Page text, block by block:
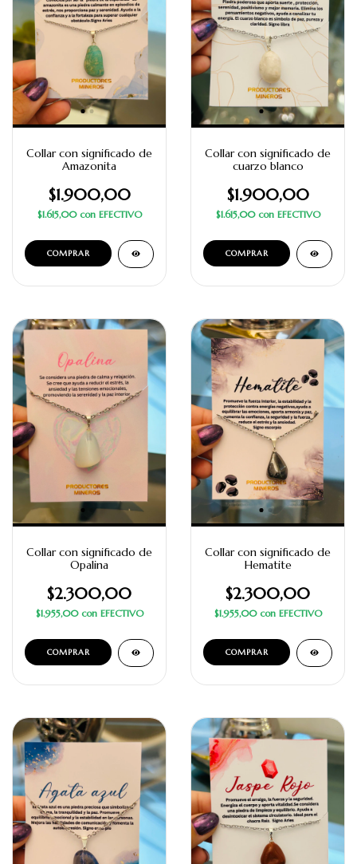
Collar con significado de
Amazonita
$1.900,00
$1.615,00 con EFECTIVO
Collar con significado de
cuarzo blanco
$1.900,00
$1.615,00 con EFECTIVO
Collar con significado de
Opalina
$2.300,00
$1.955,00 con EFECTIVO
Collar con significado de
Hematite
$2.300,00
$1.955,00 con EFECTIVO